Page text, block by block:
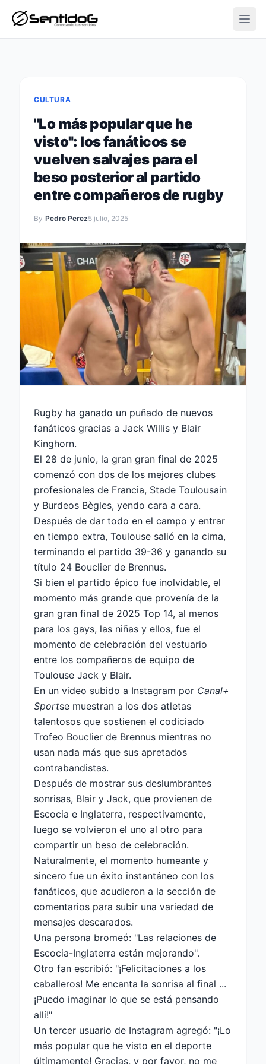
CULTURA
"Lo más popular que he
visto": los fanáticos se
vuelven salvajes para el
beso posterior al partido
entre compañeros de rugby
By Pedro Perez5 julio, 2025
Rugby ha ganado un puñado de nuevos
fanáticos gracias a Jack Willis y Blair
Kinghorn.
El 28 de junio, la gran gran final de 2025
comenzó con dos de los mejores clubes
profesionales de Francia, Stade Toulousain
y Burdeos Bègles, yendo cara a cara.
Después de dar todo en el campo y entrar
en tiempo extra, Toulouse salió en la cima,
terminando el partido 39-36 y ganando su
título 24 Bouclier de Brennus.
Si bien el partido épico fue inolvidable, el
momento más grande que provenía de la
gran gran final de 2025 Top 14, al menos
para los gays, las niñas y ellos, fue el
momento de celebración del vestuario
entre los compañeros de equipo de
Toulouse Jack y Blair.
En un video subido a Instagram por Canal+
Sportse muestran a los dos atletas
talentosos que sostienen el codiciado
Trofeo Bouclier de Brennus mientras no
usan nada más que sus apretados
contrabandistas.
Después de mostrar sus deslumbrantes
sonrisas, Blair y Jack, que provienen de
Escocia e Inglaterra, respectivamente,
luego se volvieron el uno al otro para
compartir un beso de celebración.
Naturalmente, el momento humeante y
sincero fue un éxito instantáneo con los
fanáticos, que acudieron a la sección de
comentarios para subir una variedad de
mensajes descarados.
Una persona bromeó: "Las relaciones de
Escocia-Inglaterra están mejorando".
Otro fan escribió: "¡Felicitaciones a los
caballeros! Me encanta la sonrisa al final ...
¡Puedo imaginar lo que se está pensando
allí!"
Un tercer usuario de Instagram agregó: "¡Lo
más popular que he visto en el deporte
últimamente! Gracias, y por favor, no me